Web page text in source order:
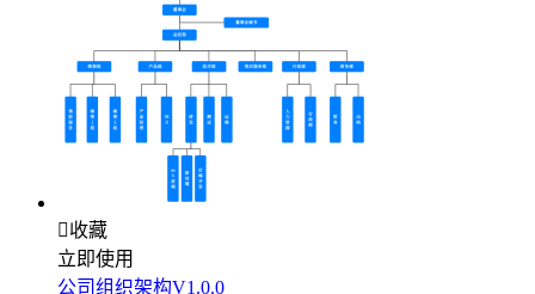
收藏
立即使用
公司组织架构V1.0.0